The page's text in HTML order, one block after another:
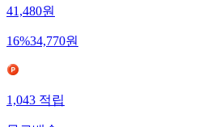
41,480원
16%34,770원
1,043적립